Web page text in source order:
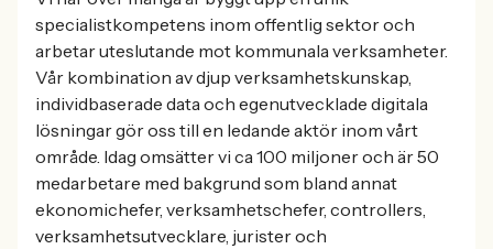
specialistkompetens inom offentlig sektor och
arbetar uteslutande mot kommunala verksamheter.
Vår kombination av djup verksamhetskunskap,
individbaserade data och egenutvecklade digitala
lösningar gör oss till en ledande aktör inom vårt
område. Idag omsätter vi ca 100 miljoner och är 50
medarbetare med bakgrund som bland annat
ekonomichefer, verksamhetschefer, controllers,
verksamhetsutvecklare, jurister och